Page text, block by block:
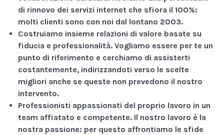
di rinnovo dei servizi internet che sfiora il 100%:
molti clienti sono con noi dal lontano 2003.
Costruiamo insieme relazioni di valore basate su
fiducia e professionalità. Vogliamo essere per te un
punto di riferimento e cerchiamo di assisterti
costantemente, indirizzandoti verso le scelte
migliori anche se queste non prevedono il nostro
intervento.
Professionisti appassionati del proprio lavoro in un
team affiatato e competente. Il nostro lavoro è la
nostra passione: per questo affrontiamo le sfide